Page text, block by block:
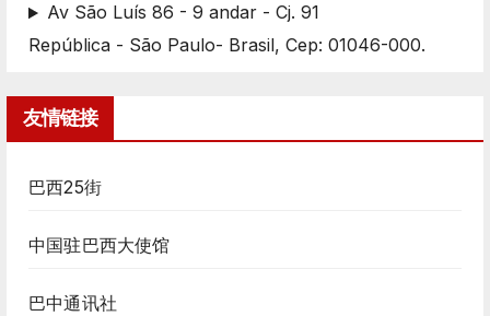
Av São Luís 86 - 9 andar - Cj. 91
República - São Paulo- Brasil, Cep: 01046-000.
友情链接
巴西25街
中国驻巴西大使馆
巴中通讯社